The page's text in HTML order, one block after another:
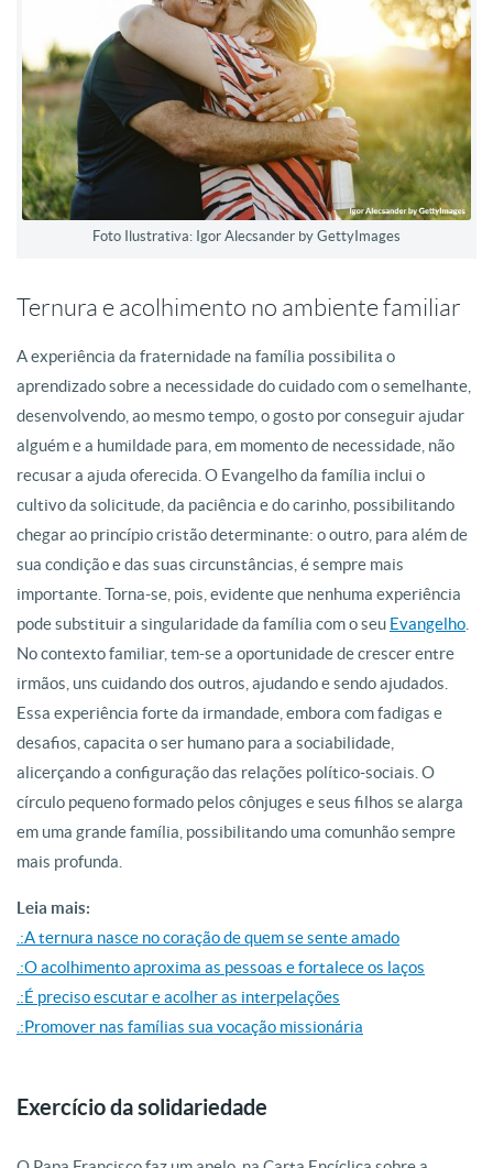
Foto Ilustrativa: Igor Alecsander by GettyImages
Ternura e acolhimento no ambiente familiar
A experiência da fraternidade na família possibilita o
aprendizado sobre a necessidade do cuidado com o semelhante,
desenvolvendo, ao mesmo tempo, o gosto por conseguir ajudar
alguém e a humildade para, em momento de necessidade, não
recusar a ajuda oferecida. O Evangelho da família inclui o
cultivo da solicitude, da paciência e do carinho, possibilitando
chegar ao princípio cristão determinante: o outro, para além de
sua condição e das suas circunstâncias, é sempre mais
importante. Torna-se, pois, evidente que nenhuma experiência
pode substituir a singularidade da família com o seu Evangelho
No contexto familiar, tem-se a oportunidade de crescer entre
irmãos, uns cuidando dos outros, ajudando e sendo ajudados.
Essa experiência forte da irmandade, embora com fadigas e
desafios, capacita o ser humano para a sociabilidade,
alicerçando a configuração das relações político-sociais. O
círculo pequeno formado pelos cônjuges e seus filhos se alarga
em uma grande família, possibilitando uma comunhão sempre
mais profunda.
Leia mais:
.:A ternura nasce no coração de quem se sente amado
.:O acolhimento aproxima as pessoas e fortalece os laços
.:É preciso escutar e acolher as interpelações
.:Promover nas famílias sua vocação missionária
Exercício da solidariedade